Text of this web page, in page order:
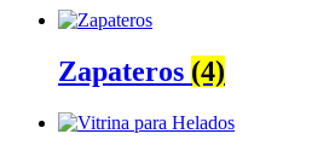
Zapateros (4)